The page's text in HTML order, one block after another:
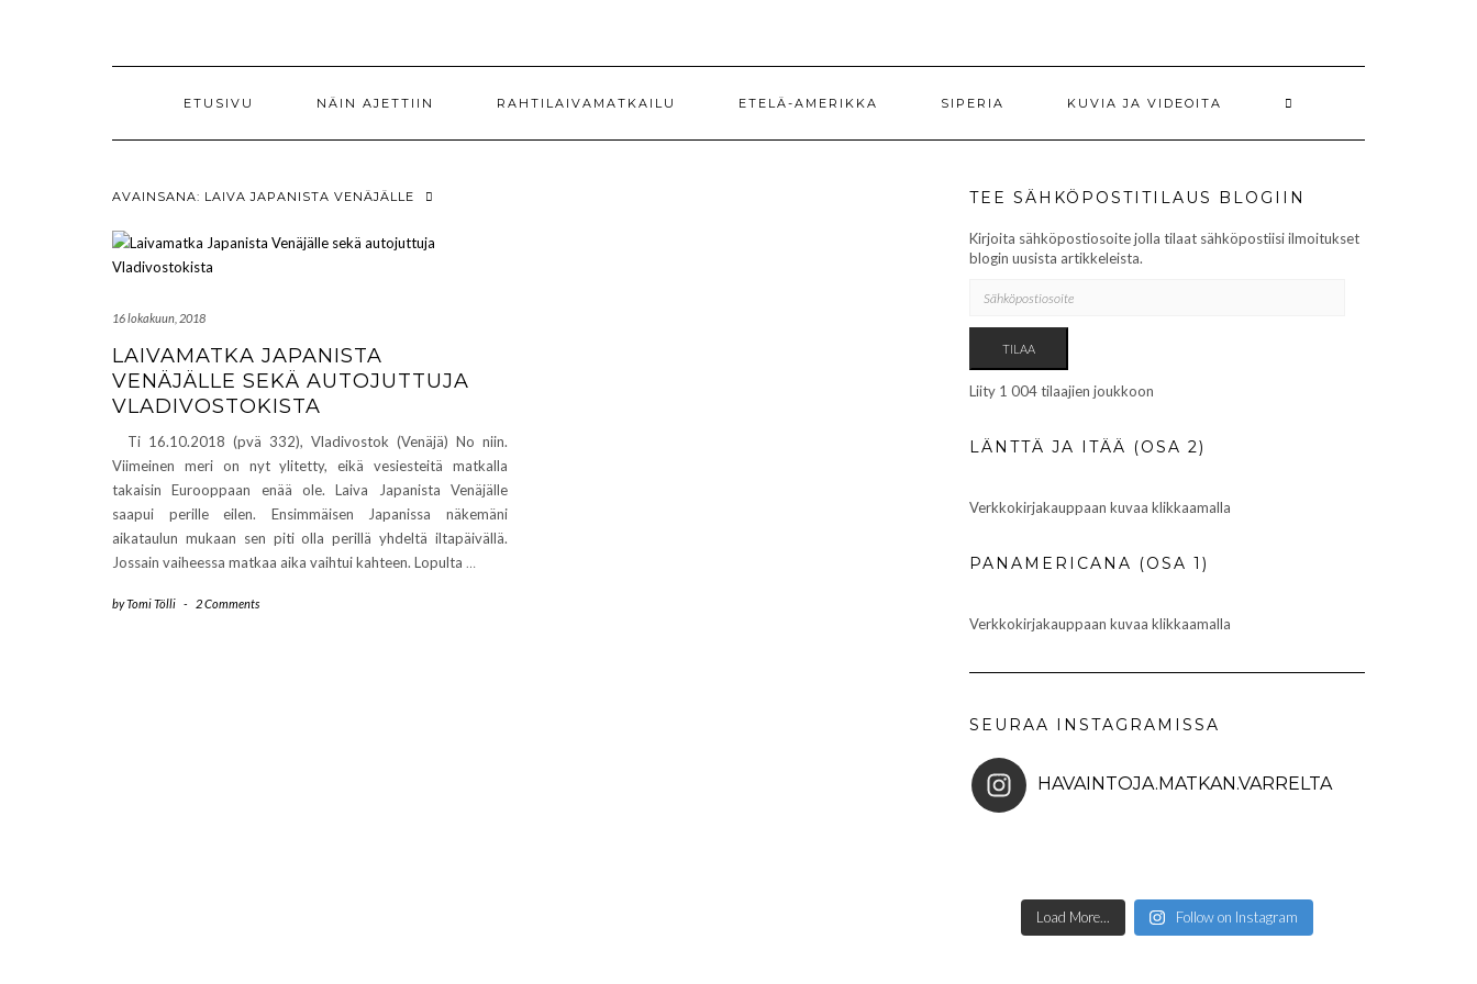
ETUSIVU NÄIN AJETTIIN RAHTILAIVAMATKAILU ETELÄ-AMERIKKA SIPERIA KUVIA JA VIDEOITA
AVAINSANA: LAIVA JAPANISTA VENÄJÄLLE
16 lokakuun, 2018
LAIVAMATKA JAPANISTA
VENÄJÄLLE SEKÄ AUTOJUTTUJA
VLADIVOSTOKISTA
Ti 16.10.2018 (pvä 332), Vladivostok (Venäjä) No niin.
Viimeinen meri on nyt ylitetty, eikä vesiesteitä matkalla
takaisin Eurooppaan enää ole. Laiva Japanista Venäjälle
saapui perille eilen. Ensimmäisen Japanissa näkemäni
aikataulun mukaan sen piti olla perillä yhdeltä iltapäivällä.
Jossain vaiheessa matkaa aika vaihtui kahteen. Lopulta …
byTomi Tölli - 2 Comments
TEE SÄHKÖPOSTITILAUS BLOGIIN
Kirjoita sähköpostiosoite jolla tilaat sähköpostiisi ilmoitukset
blogin uusista artikkeleista.
TILAA
Liity 1 004 tilaajien joukkoon
LÄNTTÄ JA ITÄÄ (OSA 2)
Verkkokirjakauppaan kuvaa klikkaamalla
PANAMERICANA (OSA 1)
Verkkokirjakauppaan kuvaa klikkaamalla
SEURAA INSTAGRAMISSA
HAVAINTOJA.MATKAN.VARRELTA
Load More... Follow on Instagram